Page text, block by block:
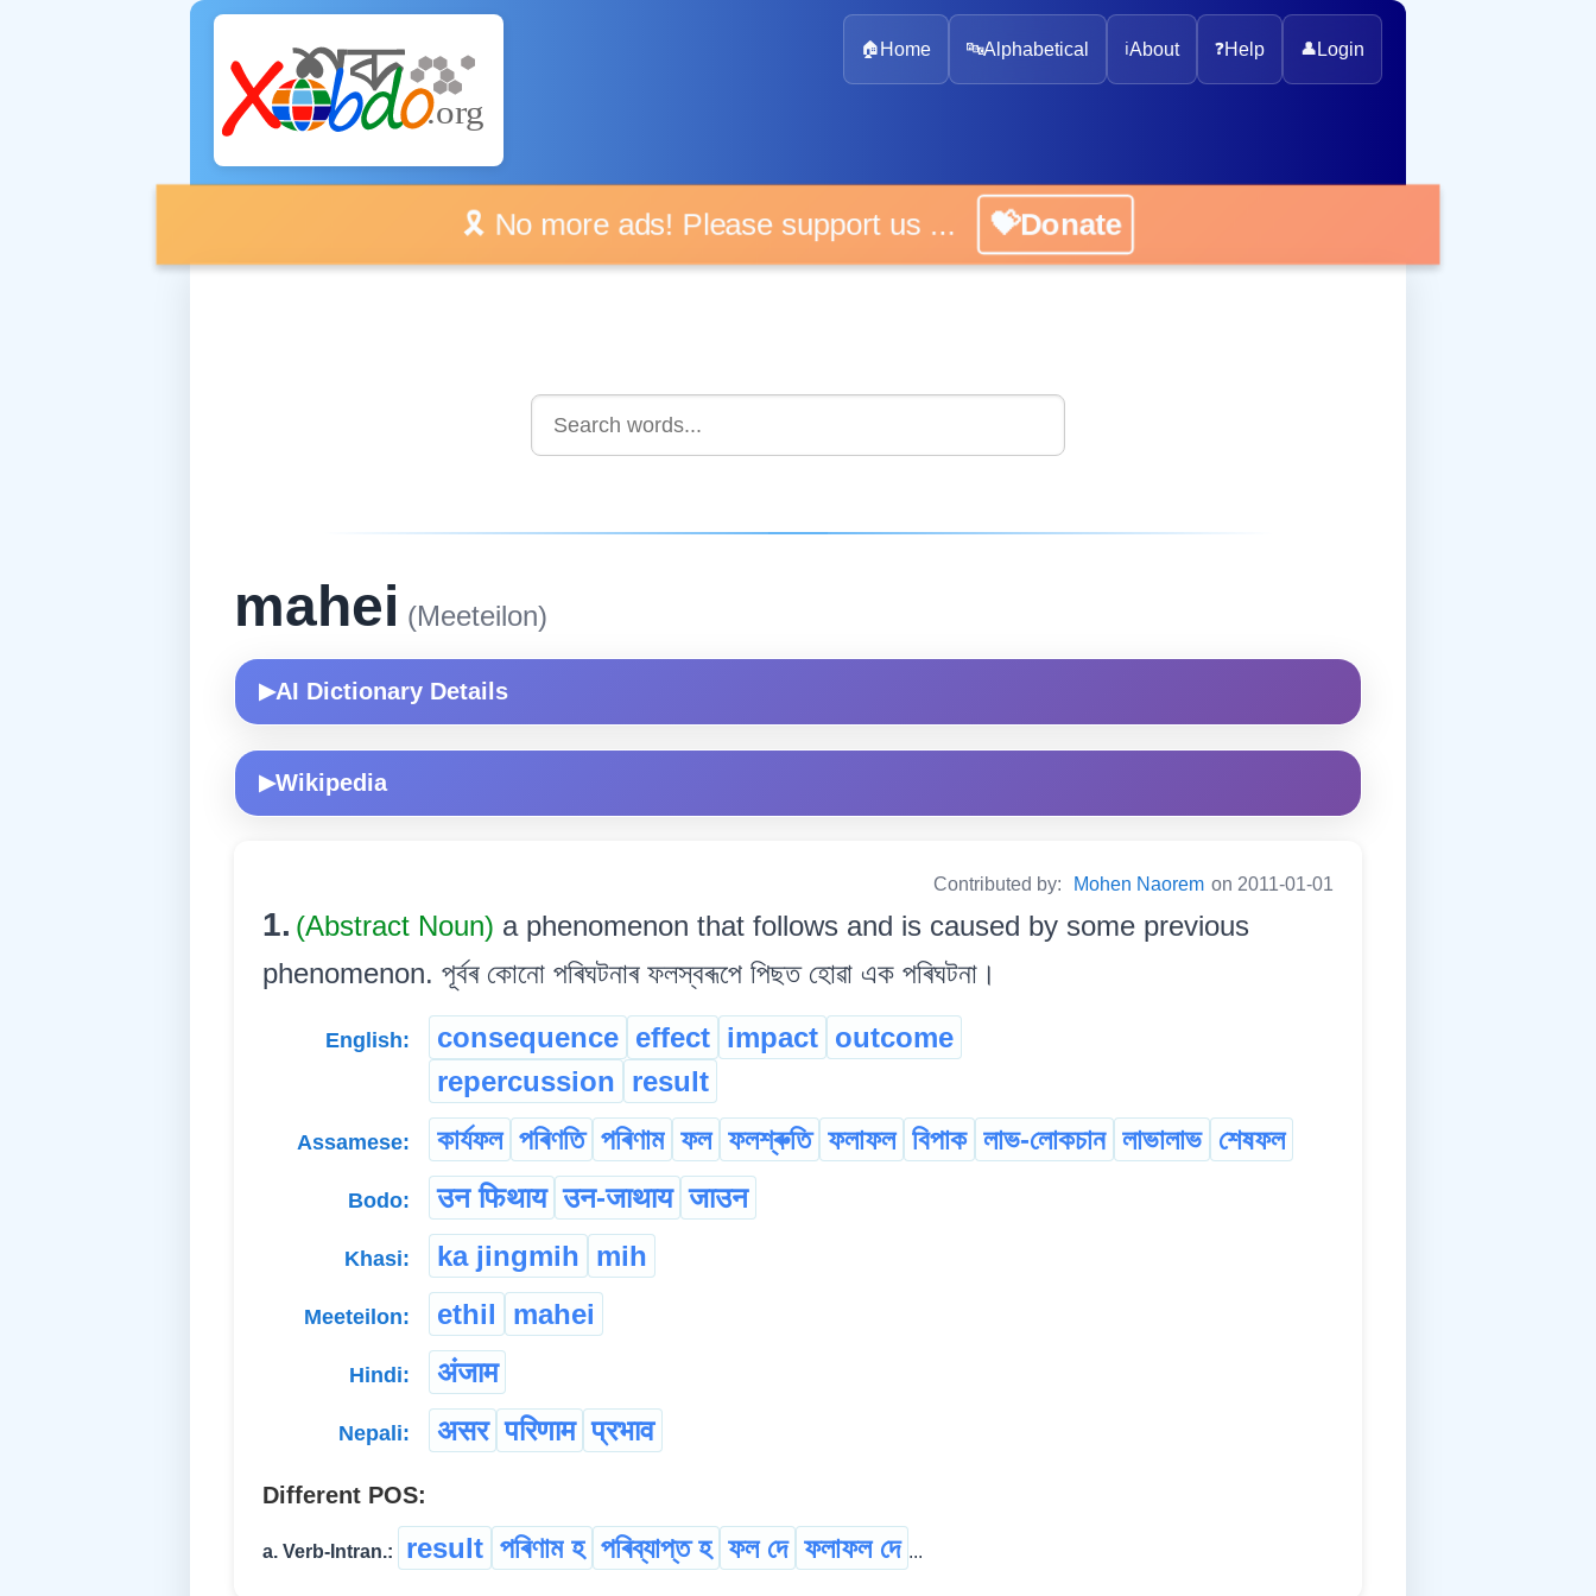
🏠 Home 🔤Alphabetical ℹ️About ❓Help 👤 Login
🎗️ No more ads! Please support us ... 💝Donate
mahei (Meeteilon)
▶AI Dictionary Details
▶Wikipedia
Contributed by: Mohen Naorem on 2011-01-01
1. (Abstract Noun) a phenomenon that follows and is caused by some previous
phenomenon. পূৰ্বৰ কোনো পৰিঘটনাৰ ফলস্বৰূপে পিছত হোৱা এক পৰিঘটনা।
English: consequence effect impact outcome
repercussion result
Assamese: কাৰ্যফল পৰিণতি পৰিণাম ফল ফলশ্ৰুতি ফলাফল বিপাক লাভ-লোকচান লাভালাভ শেষফল
Bodo: उन फिथाय उन-जाथाय जाउन
Khasi: ka jingmih mih
Meeteilon: ethil mahei
Hindi: अंजाम
Nepali: असर परिणाम प्रभाव
Different POS:
a. Verb-Intran.: result পৰিণাম হ পৰিব্যাপ্ত হ ফল দে ফলাফল দে ...